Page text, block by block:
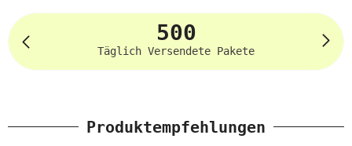
500
Täglich Versendete Pakete
Produktempfehlungen